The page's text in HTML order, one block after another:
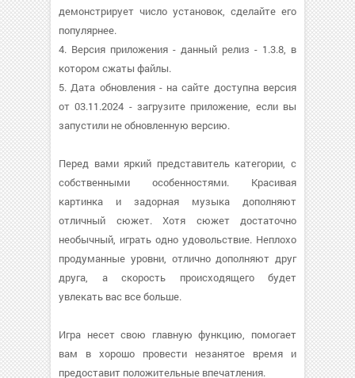
демонстрирует число установок, сделайте его
популярнее.
4. Версия приложения - данный релиз - 1.3.8, в
котором сжаты файлы.
5. Дата обновления - на сайте доступна версия
от 03.11.2024 - загрузите приложение, если вы
запустили не обновленную версию.
Перед вами яркий представитель категории, с
собственными особенностями. Красивая
картинка и задорная музыка дополняют
отличный сюжет. Хотя сюжет достаточно
необычный, играть одно удовольствие. Неплохо
продуманные уровни, отлично дополняют друг
друга, а скорость происходящего будет
увлекать вас все больше.
Игра несет свою главную функцию, помогает
вам в хорошо провести незанятое время и
предоставит положительные впечатления.